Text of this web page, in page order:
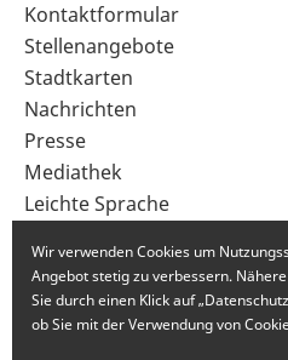
Sekundärnavigation
im
Fußbereich
Kontaktformular
Stellenangebote
Stadtkarten
Nachrichten
Presse
Mediathek
Leichte Sprache
Wir verwenden Cookies um
Angebot stetig zu verbessern.
Sie durch einen Klick auf
ob Sie mit der Verwendung von